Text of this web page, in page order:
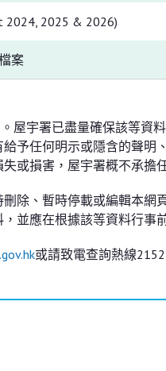
2024, 2025 & 2026)
案
屋宇署已盡量確保該等資
予任何明示或隱含的聲明
或損害，屋宇署概不承擔
除、暫時停載或編輯本網
並應在根據該等資料行事
或請致電查詢熱線2152